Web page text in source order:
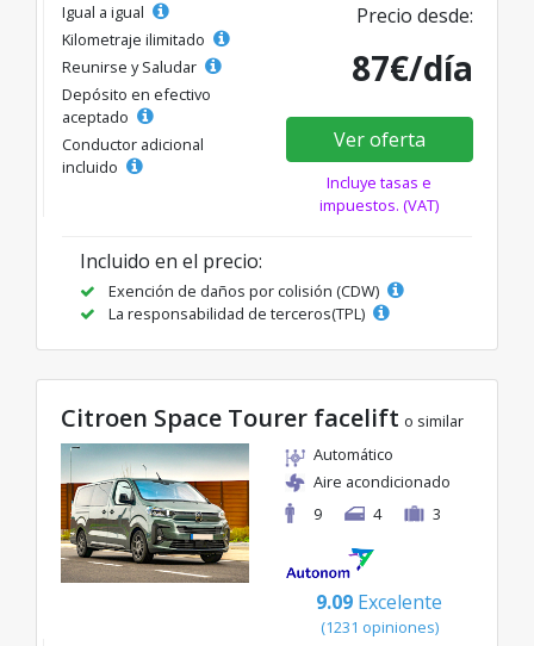
Igual a igual
Kilometraje ilimitado
Reunirse y Saludar
Depósito en efectivo
aceptado
Conductor adicional
incluido
Precio desde:
87€/día
Ver oferta
Incluye tasas e
impuestos. (VAT)
Incluido en el precio:
Exención de daños por colisión (CDW)
La responsabilidad de terceros(TPL)
Citroen Space Tourer facelift o similar
Automático
Aire acondicionado
9
4 3
9.09 Excelente
(1231 opiniones)